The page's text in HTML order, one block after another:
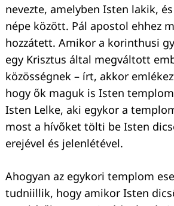
nevezte, amelyben Isten lakik,
népe között. Pál apostol ehhez
hozzátett. Amikor a korinthusi
egy Krisztus által megváltott
közösségnek – írt, akkor
hogy ők maguk is Isten
Isten Lelke, aki egykor a
most a hívőket tölti be Isten
erejével és jelenlétével.
Ahogyan az egykori templom
tudniillik, hogy amikor Isten
Keresés: